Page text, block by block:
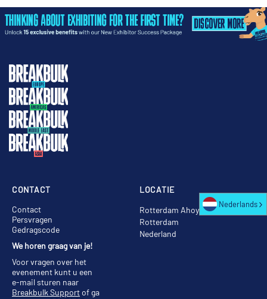
LOCATIE
Rotterdam Ahoy
Rotterdam
Nederland
CONTACT
Contact
Persvragen
Gedragscode
We horen graag van je!
Voor vragen over het
evenement kunt u een
e-mail sturen naar
Breakbulk Supportof ga
Nederlands